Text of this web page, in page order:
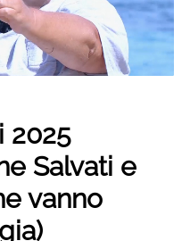
2025
Salvati e
vanno